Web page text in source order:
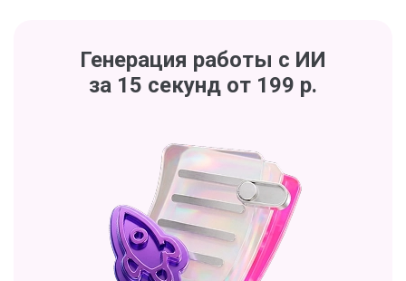
Генерация работы с ИИ
за 15 секунд от 199 р.